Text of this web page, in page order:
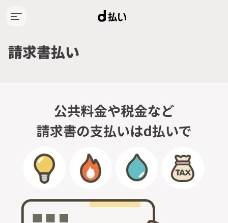
つかえるお店
使い方ガイド
キャンペーン
請求書払い